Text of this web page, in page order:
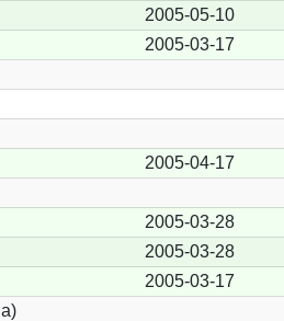
2005-05-10
2005-03-17
2005-04-17
2005-03-28
2005-03-28
2005-03-17